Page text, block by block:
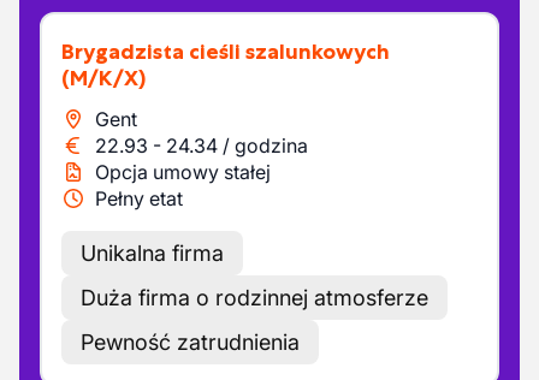
Brygadzista cieśli szalunkowych
(M/K/X)
Gent
22.93 - 24.34 / godzina
Opcja umowy stałej
Pełny etat
Unikalna firma
Duża firma o rodzinnej atmosferze
Pewność zatrudnienia